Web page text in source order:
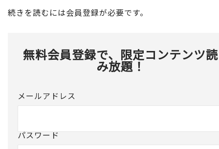
続きを読むには会員登録が必要です。
無料会員登録で、限定コンテンツ読
み放題！
メールアドレス
パスワード